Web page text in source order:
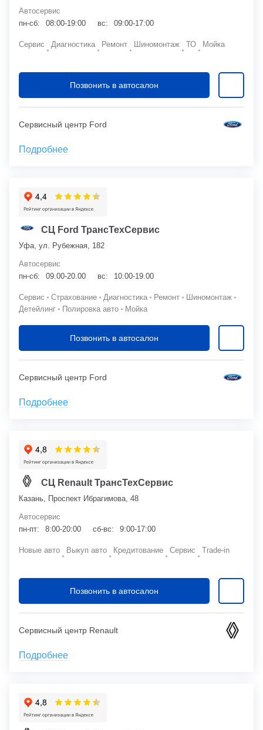
Автосервис
пн-сб:
08:00-19:00 вс: 09:00-17:00
Сервис Диагностика Ремонт Шиномонтаж ТО Мойка
Позвонить в автосалон
Сервисный центр Ford
Подробнее
СЦ Ford ТрансТехСервис
Уфа, ул. Рубежная, 182
Автосервис
пн-сб:
09.00-20.00 вс: 10.00-19.00
Сервис Страхование Диагностика Ремонт
Шиномонтаж
Детейлинг
Полировка авто Мойка
Позвонить в автосалон
Сервисный центр Ford
Подробнее
СЦ Renault ТрансТехСервис
Казань, Проспект Ибрагимова, 48
Автосервис
пн-пт:
8:00-20:00 сб-вс: 9:00-17:00
Новые авто Выкуп авто Кредитование Сервис Trade-in
Позвонить в автосалон
Сервисный центр Renault
Подробнее